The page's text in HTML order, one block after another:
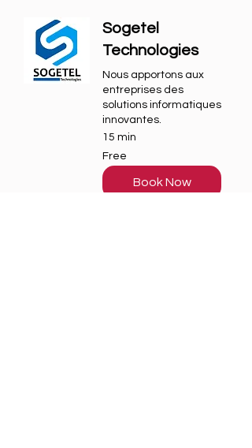
Sogetel
Technologies
Nous apportons aux
entreprises des
solutions informatiques
innovantes.
15 min
Free
Free
Book Now